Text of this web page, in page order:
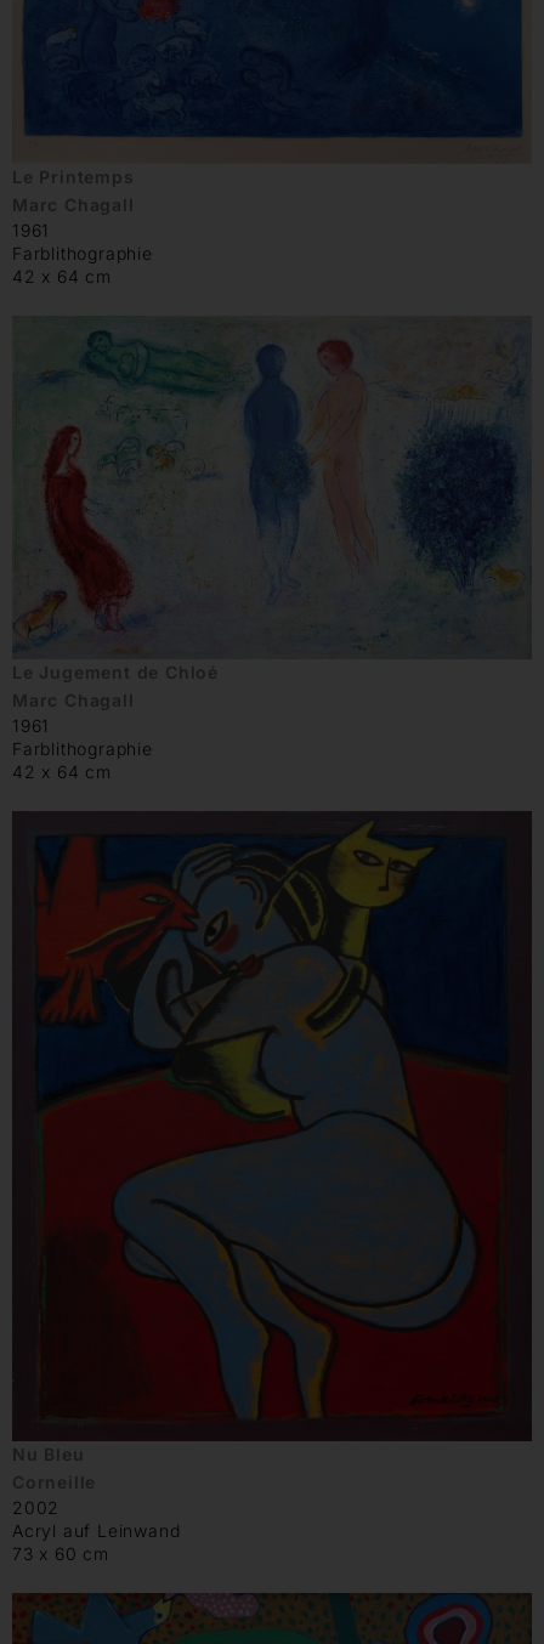
Le Printemps
Marc Chagall
1961
Farblithographie
42 x 64 cm
Le Jugement de Chloé
Marc Chagall
1961
Farblithographie
42 x 64 cm
Nu Bleu
Corneille
2002
Acryl auf Leinwand
73 x 60 cm